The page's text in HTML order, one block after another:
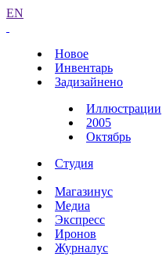
EN
Новое
Инвентарь
Задизайнено
Иллюстрации
2005
Октябрь
Студия
Магазинус
Медиа
Экспресс
Иронов
Журналус